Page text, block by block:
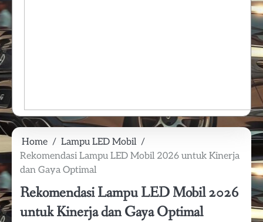
Home
Lampu LED Mobil
Rekomendasi Lampu LED Mobil 2026 untuk Kinerja
dan Gaya Optimal
Rekomendasi Lampu LED Mobil 2026
untuk Kinerja dan Gaya Optimal